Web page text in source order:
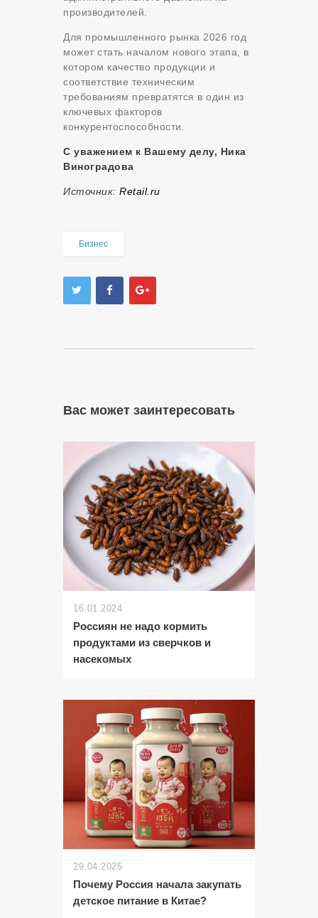
производителей.
Для промышленного рынка 2026 год
может стать началом нового этапа, в
котором качество продукции и
соответствие техническим
требованиям превратятся в один из
ключевых факторов
конкурентоспособности.
С уважением к Вашему делу, Ника
Виноградова
Источник: Retail.ru
Бизнес
Вас может заинтересовать
16.01.2024
Россиян не надо кормить
продуктами из сверчков и
насекомых
29.04.2025
Почему Россия начала закупать
детское питание в Китае?